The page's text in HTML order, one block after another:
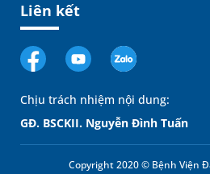
Liên kết
Chịu trách nhiệm nội dung:
GĐ. BSCKII. Nguyễn Đình Tuấn
Copyright 2020 © Bệnh Viện